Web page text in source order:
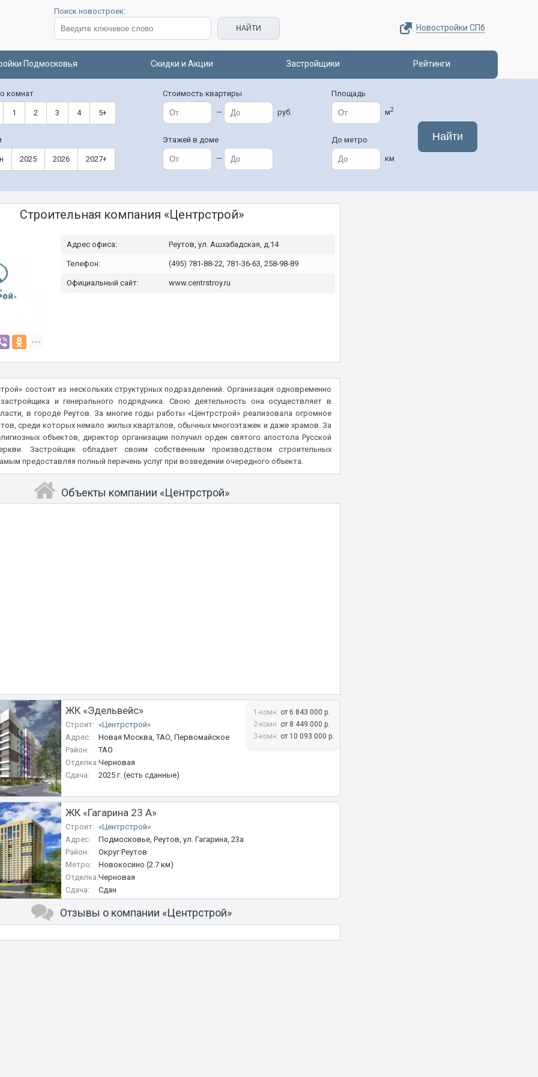
Поиск новостроек:
Новостройки СПб
Подмосковья Скидки и Акции Застройщики Рейтинги
комнат
1 2 3 4 5+
Стоимость квартиры
— руб.
Площадь
м2
2025 2026 2027+
Этажей в доме
—
До метро
км
Строительная компания «Центрстрой»
Адрес офиса: Реутов, ул. Ашхабадская, д.14
Телефон: (495) 781-88-22, 781-36-63, 258-98-89
Официальный сайт: www.centrstroy.ru
состоит из нескольких структурных подразделений. Организация одновременно
и генерального подрядчика. Свою деятельность она осуществляет в
в городе Реутов. За многие годы работы «Центрстрой» реализовала огромное
среди которых немало жилых кварталов, обычных многоэтажек и даже храмов. За
объектов, директор организации получил орден святого апостола Русской
Застройщик обладает своим собственным производством строительных
предоставляя полный перечень услуг при возведении очередного объекта.
Объекты компании «Центрстрой»
1-комн. от 6 843 000 р.
2-комн. от 8 449 000 р.
3-комн. от 10 093 000 р.
ЖК «Эдельвейс»
Строит: «Центрстрой»
Адрес:
Новая Москва, ТАО, Первомайское
Район:
ТАО
Отделка:Черновая
Сдача:
2025 г. (есть сданные)
ЖК «Гагарина 23 А»
Строит: «Центрстрой»
Адрес:
Подмосковье, Реутов, ул. Гагарина, 23а
Район:
Округ Реутов
Метро:
Новокосино (2.7 км)
Отделка:Черновая
Сдача:
Сдан
Отзывы о компании «Центрстрой»